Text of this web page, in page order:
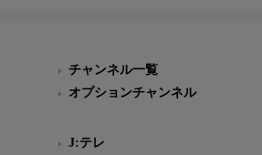
チャンネル一覧
オプションチャンネル
J:テレ